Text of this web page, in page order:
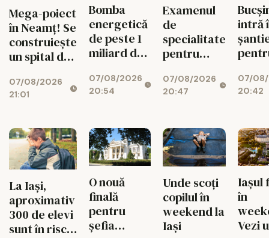
Mega-poiect
în Neamț! Se
construiește
un spital de
miliarde de
lei, cu 469
07/08/2026
21:01
Bomba
energetică
de peste 1
miliard de
Bicaz! Un
munte va
centrală
uriașă de
340 MW
07/08/2026
20:54
Examenul
de
specialitate
pentru
schimbă
radical din
07/08/2026
20:47
intră
07/
20:42
La Iași,
aproximativ
300 de elevi
sunt în risc
O nouă
finală
pentru
șefia
Unde scoți
copilul în
weekend la
Iași
Iașul
în
Vezi